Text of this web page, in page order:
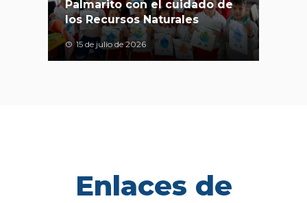
Palmarito con el cuidado de
los Recursos Naturales
15 de julio de 2026
Enlaces de